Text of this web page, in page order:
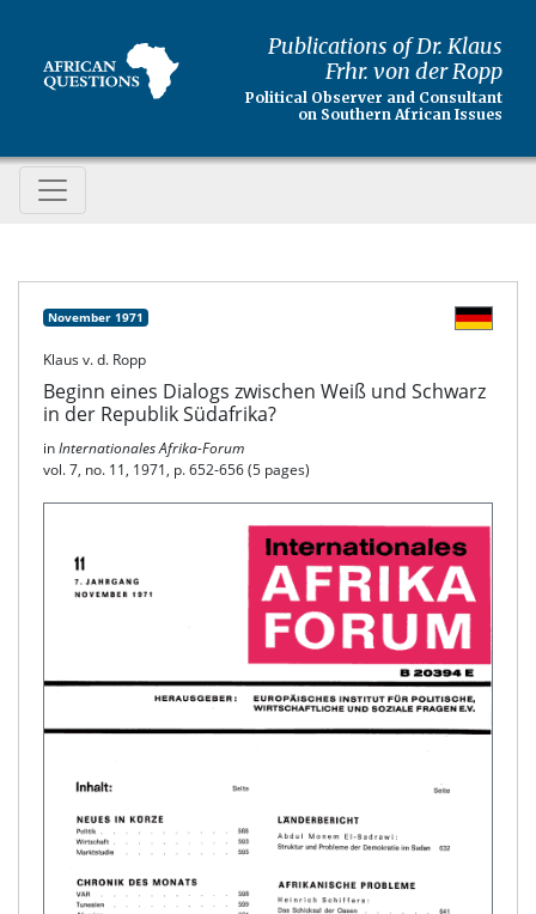
Publications of Dr. Klaus
Frhr. von der Ropp
Political Observer and Consultant
on Southern African Issues
November 1971
Klaus v. d. Ropp
Beginn eines Dialogs zwischen Weiß und Schwarz
in der Republik Südafrika?
inInternationales Afrika-Forum
vol. 7, no. 11, 1971, p. 652-656 (5 pages)